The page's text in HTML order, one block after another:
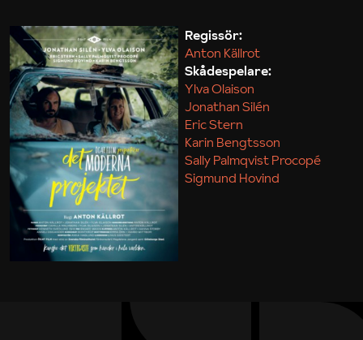
Maja Kekonius
Regissör:
Anton Källrot
Skådespelare:
Ylva Olaison
Jonathan Silén
Eric Stern
Karin Bengtsson
Sally Palmqvist Procopé
Sigmund Hovind